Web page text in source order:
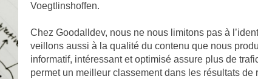
Voegtlinshoffen.
Chez Goodalldev, nous ne nous limitons pas à
veillons aussi à la qualité du contenu que nous
informatif, intéressant et optimisé assure plus de
permet un meilleur classement dans les résultats